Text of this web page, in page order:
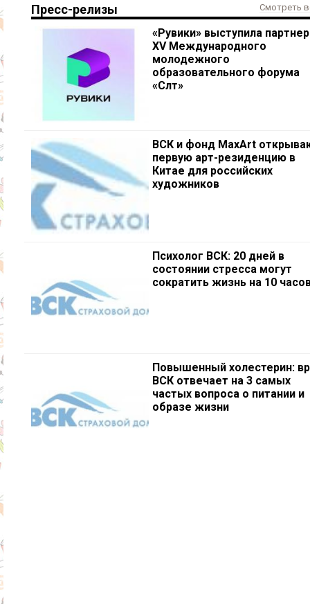
Пресс-релизы Смотреть
«Рувики» выступила
XV Международного
молодежного
образовательного форума
«Сәләт»
ВСК и фонд MaxArt
первую арт-резиденцию в
Китае для российских
художников
Психолог ВСК: 20 дней в
состоянии стресса могут
сократить жизнь на 10
Повышенный холестерин:
ВСК отвечает на 3 самых
частых вопроса о питании и
образе жизни